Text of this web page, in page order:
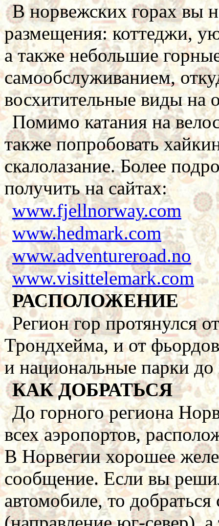
В норвежских горах вы
размещения: коттеджи,
а также небольшие
самообслуживанием,
восхитительные виды на
Помимо катания на
также попробовать
скалолазание. Более
получить на сайтах:
www.fjellnorway.com
www.hedmark.com
www.adventureroad.no
www.visittelemark.com
РАСПОЛОЖЕНИЕ
Регион гор протянулся
Трондхейма, и от
и национальные парки
КАК ДОБРАТЬСЯ
До горного региона
всех аэропортов,
В Норвегии хорошее
сообщение. Если вы
автомобиле, то